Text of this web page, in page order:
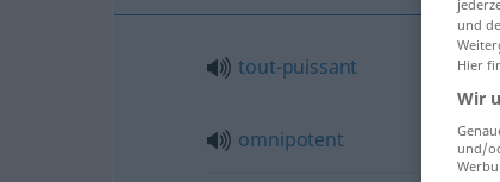
tout-puissant
omnipotent
und
Hier
Wir
und/